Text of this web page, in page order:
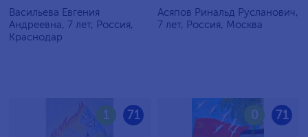
Васильева Евгения
Андреевна, 7 лет, Россия,
Краснодар
Асяпов Ринальд Русланович,
7 лет, Россия, Москва
71
1 71
0